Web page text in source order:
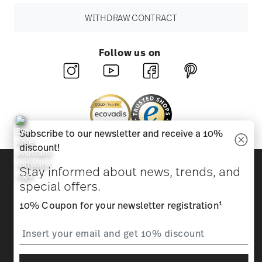
WITHDRAW CONTRACT
Follow us on
Beauty & functionality for your home
Homepage General terms and conditions
Privacy
*All prices incl. VAT and plusshipping costs.
Subscribe to our newsletter and receive a 10%
discount!
Stay informed about news, trends, and
special offers.
10% Coupon for your newsletter registration1